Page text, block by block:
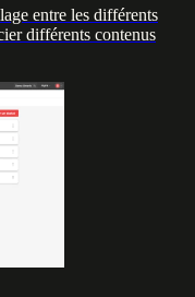
entre les différents
différents contenus